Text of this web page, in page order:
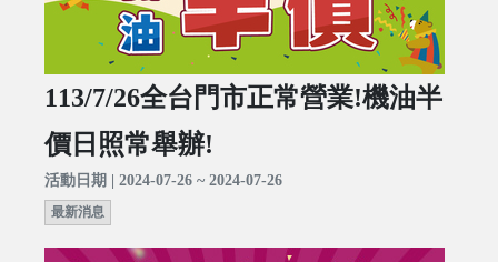
113/7/26全台門市正常營業!機油半
價日照常舉辦!
活動日期 | 2024-07-26 ~ 2024-07-26
最新消息